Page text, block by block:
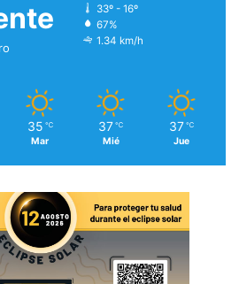
33º - 16º
67%
1.34 km/h
35 ℃
Mar
37 ℃
Mié
37 ℃
Jue